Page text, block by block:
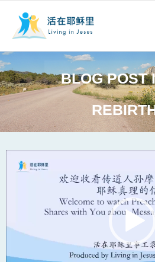
视听节目
阅读文章
永生之道
奉献支持
其他语言
BLOG POST
Player